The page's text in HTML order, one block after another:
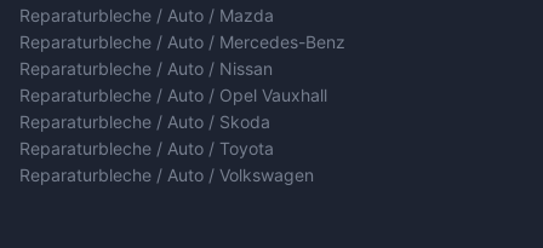
Reparaturbleche / Auto / Mazda
Reparaturbleche / Auto / Mercedes-Benz
Reparaturbleche / Auto / Nissan
Reparaturbleche / Auto / Opel Vauxhall
Reparaturbleche / Auto / Skoda
Reparaturbleche / Auto / Toyota
Reparaturbleche / Auto / Volkswagen